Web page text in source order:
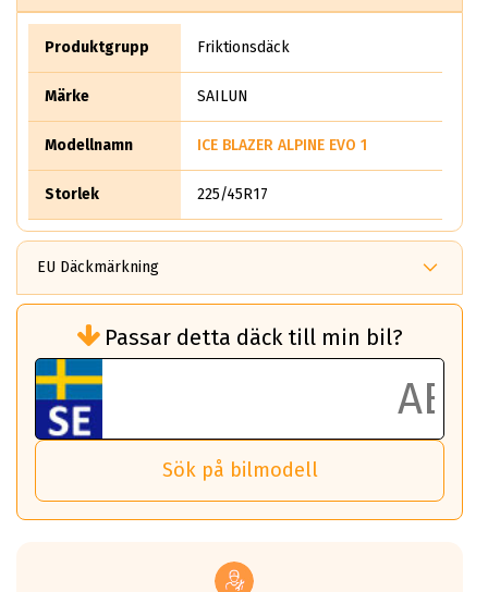
Produktgrupp Friktionsdäck
Märke SAILUN
Modellnamn ICE BLAZER ALPINE EVO 1
Storlek 225/45R17
EU Däckmärkning
bränsleförbrukningen)
Det ska vara en betygsskala från klass A
till G för rullmotstånd.
Ett klass A däck kommer ha 6,5% bättre
bränsleförbrukning än ett klass G däck.
Det betyder att om man kör 10,000 km,
så sparar man 50 liter bränsle med ett
underlaget, vilken rutt du kör, samt
vilken körstil du använder.
Passar detta däck till min bil?
Sök på bilmodell